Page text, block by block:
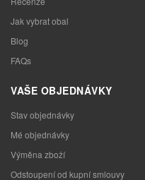
Jak vybrat obal
Blog
FAQs
VAŠE OBJEDNÁVKY
Stav objednávky
Mé objednávky
Výměna zboží
Odstoupení od kupní smlouvy